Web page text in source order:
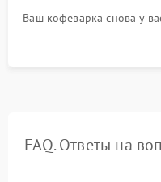
Ваш кофеварка снова у
FAQ. Ответы на